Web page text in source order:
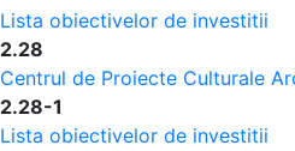
Lista obiectivelor de investitii
2.28
Centrul de Proiecte Culturale
2.28-1
Lista obiectivelor de investitii